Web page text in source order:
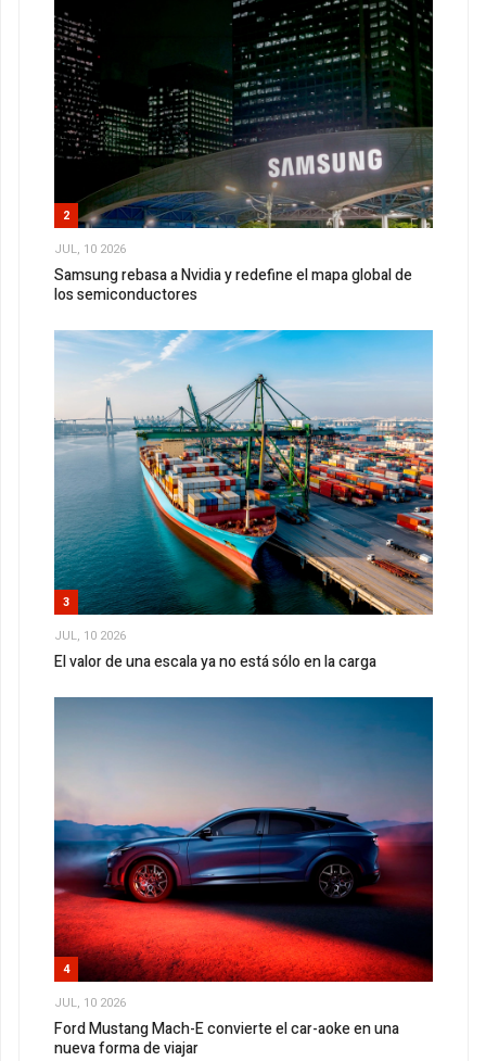
2
JUL, 10 2026
Samsung rebasa a Nvidia y redefine el mapa global de
los semiconductores
3
JUL, 10 2026
El valor de una escala ya no está sólo en la carga
4
JUL, 10 2026
Ford Mustang Mach-E convierte el car-aoke en una
nueva forma de viajar